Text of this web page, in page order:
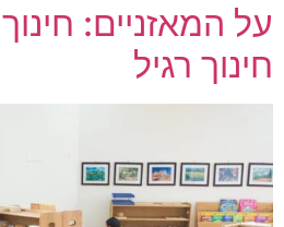
על המאזניים:
חינוך רגיל